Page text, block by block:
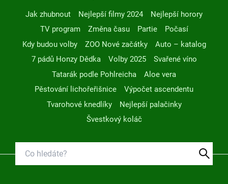
Jak zhubnout Nejlepší filmy 2024
Nejlepší horory
TV program
Změna času Partie
Počasí
Kdy budou volby
ZOO Nové začátky
Auto – katalog
7 pádů Honzy Dědka
Volby 2025
Svařené víno
Tatarák podle Pohlreicha
Aloe vera
Pěstování lichořeřišnice
Výpočet ascendentu
Tvarohové knedlíky
Nejlepší palačinky
Švestkový koláč